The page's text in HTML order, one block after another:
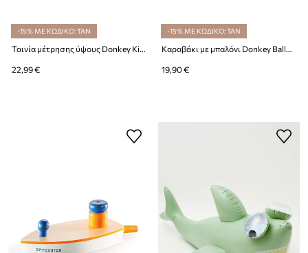
-15% ΜΕ ΚΩΔΙΚΟ: TAN
22,99 €
-15% ΜΕ ΚΩΔΙΚΟ: TAN
19,90 €